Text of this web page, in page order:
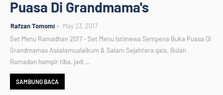
Puasa Di Grandmama's
Rafzan Tomomi
May 23, 2017
Set Menu Ramadhan 2017 - Set Menu Istimewa Sempena Buka Puasa Di
Grandmamas Assalamualaikum & Salam Sejahtera gais. Bulan
Ramadan hampir tiba, jadi …
SAMBUNG BACA